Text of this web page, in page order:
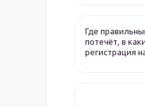
Где
потечёт, в
регистрация